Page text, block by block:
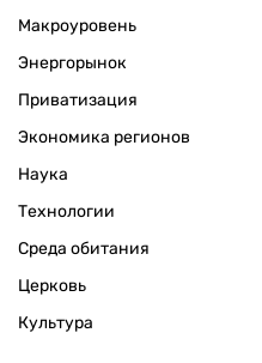
Макроуровень
Энергорынок
Приватизация
Экономика регионов
Наука
Технологии
Среда обитания
Церковь
Культура